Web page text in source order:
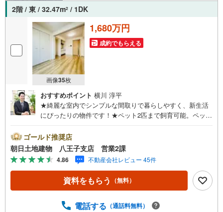
2階 / 東 / 32.47m2 / 1DK
画像35枚
1,680万円
成約でもらえる
おすすめポイント 横川 淳平
★綺麗な室内でシンプルな間取りで暮らしやすく、新生活
にぴったりの物件です！★ペット2匹まで飼育可能。ペット
ウナ付き大浴場やフィットネスジム完備！※バザール会場に
は、ベビーベッドや キッズスペースをご用意しておりま
す。 小さなお子様連れでも、安心してご来場ください！
資料請求、住宅ローンのご相談などお気軽にお問合せくだ
さい！スタッフ25名でお客様がご覧になったことのない情
報を多数ご用意しております。インターネット、チラシな
件もご紹介可能です。 担当営業へご希望をお伝えくださ
ゴールド推奨店
朝日土地建物 八王子支店 営業2課
4.86 不動産会社レビュー 45件
資料をもらう （無料）
電話する （通話料無料）